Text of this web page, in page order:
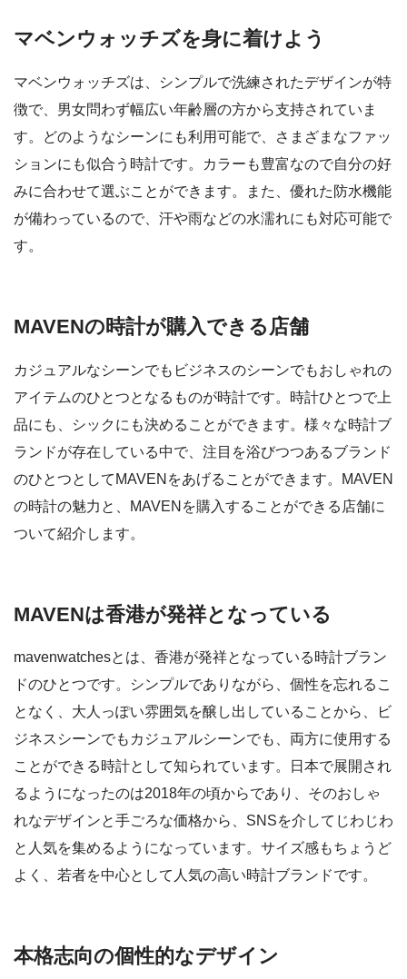
マベンウォッチズを身に着けよう
マベンウォッチズは、シンプルで洗練されたデザインが特
徴で、男女問わず幅広い年齢層の方から支持されていま
す。どのようなシーンにも利用可能で、さまざまなファッ
ションにも似合う時計です。カラーも豊富なので自分の好
みに合わせて選ぶことができます。また、優れた防水機能
が備わっているので、汗や雨などの水濡れにも対応可能で
す。
MAVENの時計が購入できる店舗
カジュアルなシーンでもビジネスのシーンでもおしゃれの
アイテムのひとつとなるものが時計です。時計ひとつで上
品にも、シックにも決めることができます。様々な時計ブ
ランドが存在している中で、注目を浴びつつあるブランド
のひとつとしてMAVENをあげることができます。MAVEN
の時計の魅力と、MAVENを購入することができる店舗に
ついて紹介します。
MAVENは香港が発祥となっている
mavenwatchesとは、香港が発祥となっている時計ブラン
ドのひとつです。シンプルでありながら、個性を忘れるこ
となく、大人っぽい雰囲気を醸し出していることから、ビ
ジネスシーンでもカジュアルシーンでも、両方に使用する
ことができる時計として知られています。日本で展開され
るようになったのは2018年の頃からであり、そのおしゃ
れなデザインと手ごろな価格から、SNSを介してじわじわ
と人気を集めるようになっています。サイズ感もちょうど
よく、若者を中心として人気の高い時計ブランドです。
本格志向の個性的なデザイン